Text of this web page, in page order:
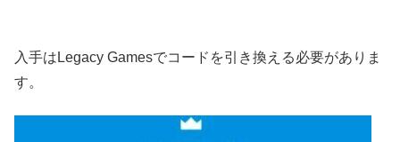
入手はLegacy Gamesでコードを引き換える必要がありま
す。